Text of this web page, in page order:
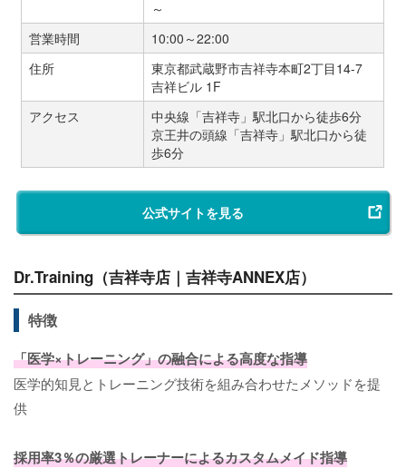
～
営業時間
10:00～22:00
住所
東京都武蔵野市吉祥寺本町2丁目14-7
吉祥ビル 1F
アクセス
中央線「吉祥寺」駅北口から徒歩6分
京王井の頭線「吉祥寺」駅北口から徒
歩6分
公式サイトを見る
Dr.Training（吉祥寺店｜吉祥寺ANNEX店）
特徴
「医学×トレーニング」の融合による高度な指導
医学的知見とトレーニング技術を組み合わせたメソッドを提
供
採用率3％の厳選トレーナーによるカスタムメイド指導